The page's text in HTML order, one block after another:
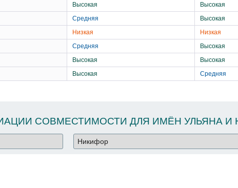
Высокая
Высокая
Средняя
Высокая
Низкая
Низкая
Средняя
Высокая
Высокая
Высокая
Высокая Средняя
СОВМЕСТИМОСТИ ДЛЯ ИМЁН УЛЬЯНА И